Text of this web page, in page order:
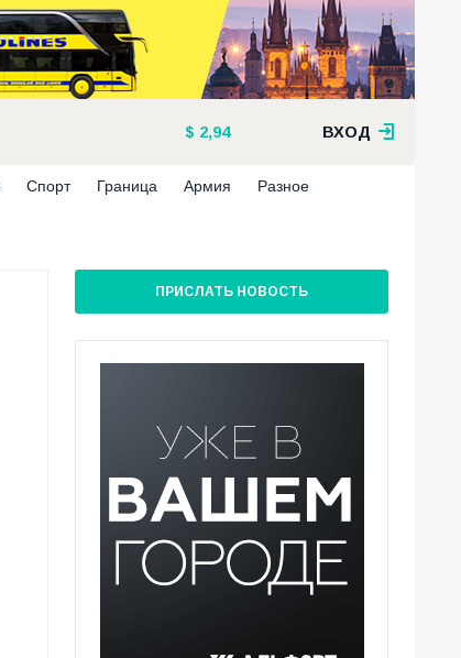
2,94 ВХОД
Спорт Граница Армия Разное
ПРИСЛАТЬ НОВОСТЬ